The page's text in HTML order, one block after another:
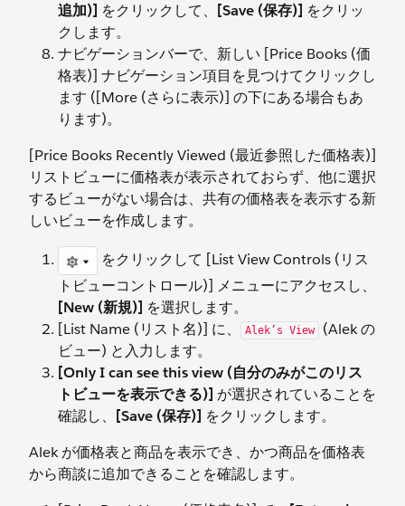
追加)] をクリックして、 [Save (保存)] をクリッ
クします。
ナビゲーションバーで、新しい [Price Books (価
格表)] ナビゲーション項目を見つけてクリックし
ます ([More (さらに表示)] の下にある場合もあ
ります)。
[Price Books Recently Viewed (最近参照した価格表)]
リストビューに価格表が表示されておらず、他に選択
するビューがない場合は、共有の価格表を表示する新
しいビューを作成します。
をクリックして [List View Controls (リス
トビューコントロール)] メニューにアクセスし、
[New (新規)] を選択します。
[List Name (リスト名)] に、
Alek’s View
(Alek の
ビュー) と入力します。
[Only I can see this view (自分のみがこのリス
トビューを表示できる)] が選択されていることを
確認し、
[Save (保存)] をクリックします。
Alek が価格表と商品を表示でき、かつ商品を価格表
から商談に追加できることを確認します。